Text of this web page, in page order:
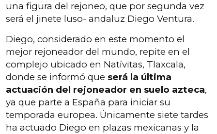
una figura del rejoneo, que por segunda vez
será el jinete luso- andaluz Diego Ventura.
Diego, considerado en este momento el
mejor rejoneador del mundo, repite en el
complejo ubicado en Natívitas, Tlaxcala,
donde se informó que será la última
actuación del rejoneador en suelo azteca,
ya que parte a España para iniciar su
temporada europea. Únicamente siete tardes
ha actuado Diego en plazas mexicanas y la